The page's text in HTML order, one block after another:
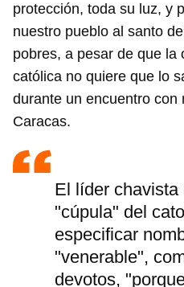
protección, toda su luz, y
nuestro pueblo al santo
pobres, a pesar de que la
católica no quiere que lo
durante un encuentro con
Caracas.
El líder chavista
"cúpula" del
especificar
"venerable",
devotos,